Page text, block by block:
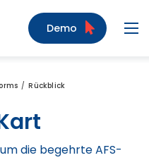
Demo
Rückblick
die begehrte AFS-